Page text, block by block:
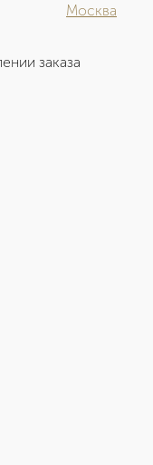
Москва
заказа